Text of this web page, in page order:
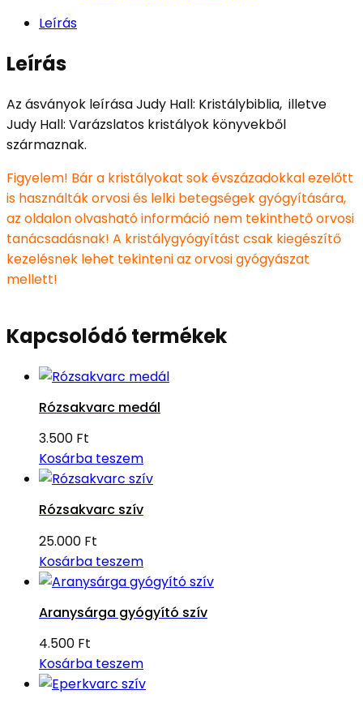
Leírás
Leírás
Az ásványok leírása Judy Hall: Kristálybiblia, illetve
Judy Hall: Varázslatos kristályok könyvekből
származnak.
Figyelem! Bár a kristályokat sok évszázadokkal ezelőtt
is használták orvosi és lelki betegségek gyógyítására,
az oldalon olvasható információ nem tekinthető orvosi
tanácsadásnak! A kristálygyógyítást csak kiegészítő
kezelésnek lehet tekinteni az orvosi gyógyászat
mellett!
Kapcsolódó termékek
Rózsakvarc medál
3.500 Ft
Kosárba teszem
Rózsakvarc szív
25.000 Ft
Kosárba teszem
Aranysárga gyógyító szív
4.500 Ft
Kosárba teszem